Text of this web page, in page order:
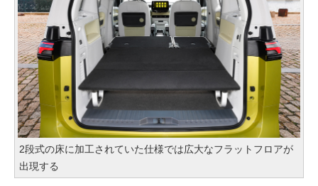
2段式の床に加工されていた仕様では広大なフラットフロアが
出現する